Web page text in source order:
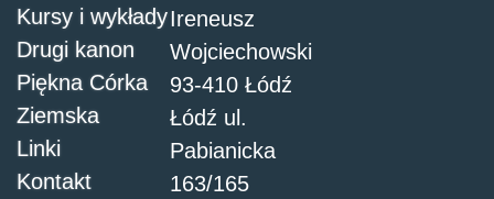
Ireneusz
Wojciechowski
93-410 Łódź
Łódź ul.
Pabianicka
163/165
Kursy i wykłady
Drugi kanon
Piękna Córka
Ziemska
Linki
Kontakt